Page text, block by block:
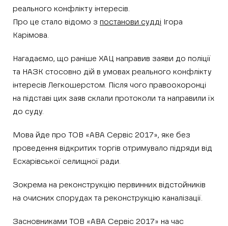
реального конфлікту інтересів.
Про це стало відомо з постанови судді Ігора
Карімова.
Нагадаємо, що раніше ХАЦ направив заяви до поліції
та НАЗК стосовно дій в умовах реального конфлікту
інтересів Легкошерстом. Після чого правоохоронці
на підставі цих заяв склали протоколи та направили їх
до суду.
Мова йде про ТОВ «АВА Сервіс 2017», яке без
проведення відкритих торгів отримувало підряди від
Есхарівської селищної ради.
Зокрема на реконструкцію первинних відстойників
на очисних спорудах та реконструкцію каналізації.
Засновниками ТОВ «АВА Сервіс 2017» на час